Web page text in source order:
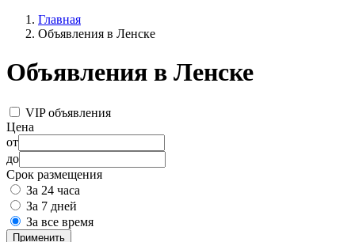
Главная
Объявления в Ленске
Объявления в Ленске
VIP объявления
Цена
от
до
Срок размещения
За 24 часа
За 7 дней
За все время
Применить